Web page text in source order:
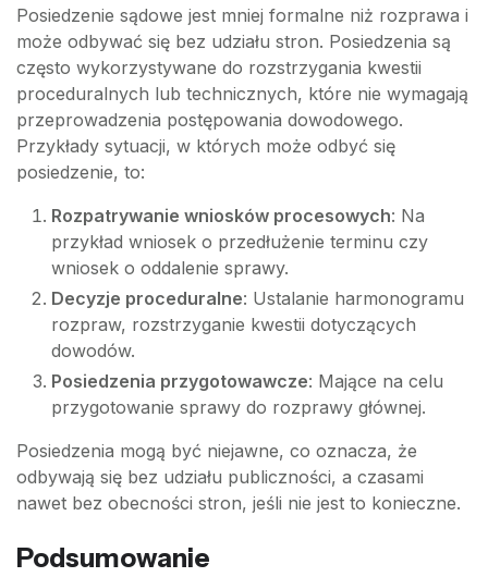
Posiedzenie sądowe jest mniej formalne niż rozprawa i
może odbywać się bez udziału stron. Posiedzenia są
często wykorzystywane do rozstrzygania kwestii
proceduralnych lub technicznych, które nie wymagają
przeprowadzenia postępowania dowodowego.
Przykłady sytuacji, w których może odbyć się
posiedzenie, to:
Rozpatrywanie wniosków procesowych: Na
przykład wniosek o przedłużenie terminu czy
wniosek o oddalenie sprawy.
Decyzje proceduralne: Ustalanie harmonogramu
rozpraw, rozstrzyganie kwestii dotyczących
dowodów.
Posiedzenia przygotowawcze: Mające na celu
przygotowanie sprawy do rozprawy głównej.
Posiedzenia mogą być niejawne, co oznacza, że
odbywają się bez udziału publiczności, a czasami
nawet bez obecności stron, jeśli nie jest to konieczne.
Podsumowanie